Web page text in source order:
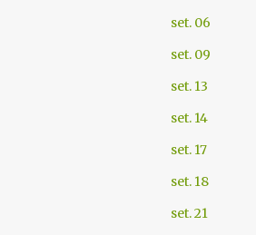
set. 06
set. 09
set. 13
set. 14
set. 17
set. 18
set. 21